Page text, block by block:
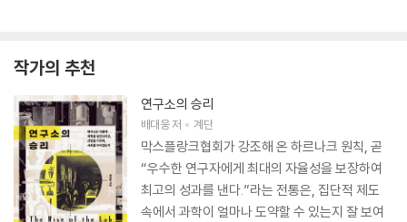
작가의 추천
연구소의 승리
배대웅저 계단
막스플랑크협회가 강조해 온 하르나크 원칙, 곧
“우수한 연구자에게 최대의 자율성을 보장하여
최고의 성과를 낸다.”라는 전통은, 집단적 제도
속에서 과학이 얼마나 도약할 수 있는지 잘 보여